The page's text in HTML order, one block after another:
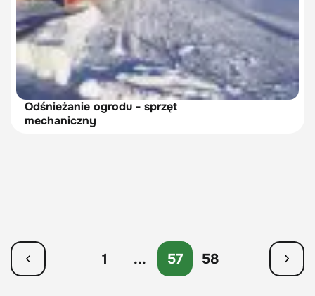
Odśnieżanie ogrodu - sprzęt
mechaniczny
1 ... 57 58